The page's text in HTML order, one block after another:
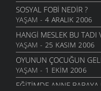
SOSYAL FOBI NEDIR ?
YAŞAM - 4 ARALIK 2006
HANGI MESLEK BU TADI
YAŞAM - 25 KASIM 2006
OYUNUN ÇOCUĞUN
YAŞAM - 1 EKIM 2006
EĞITIMDE ANNE